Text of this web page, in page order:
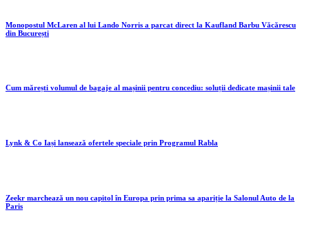
Monopostul McLaren al lui Lando Norris a parcat direct la Kaufland Barbu Văcărescu
din București
Cum mărești volumul de bagaje al mașinii pentru concediu: soluții dedicate mașinii tale
Lynk & Co Iași lansează ofertele speciale prin Programul Rabla
Zeekr marchează un nou capitol în Europa prin prima sa apariție la Salonul Auto de la
Paris